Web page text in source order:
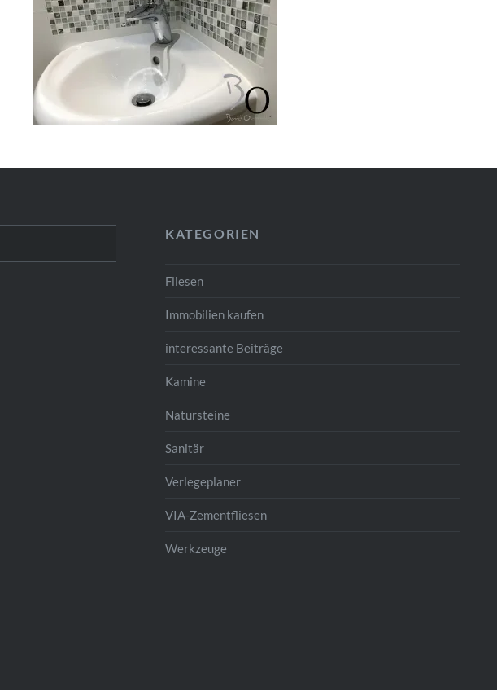
KATEGORIEN
Fliesen
Immobilien kaufen
interessante Beiträge
Kamine
Natursteine
Sanitär
Verlegeplaner
VIA-Zementfliesen
Werkzeuge